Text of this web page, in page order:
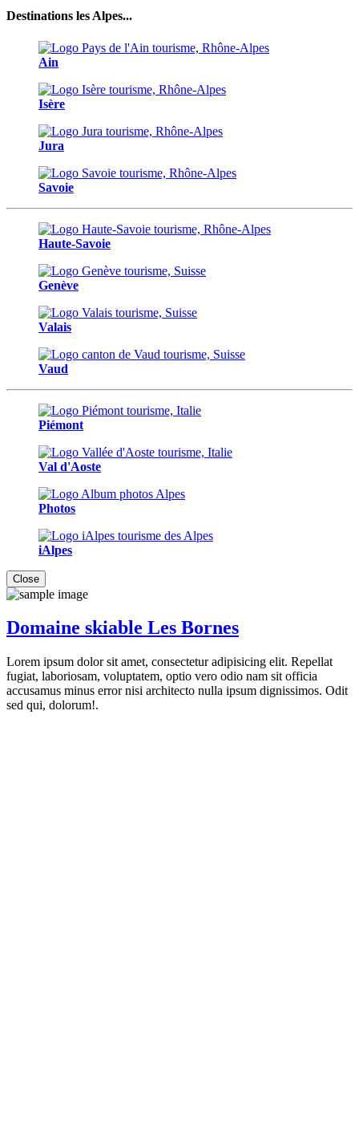
Destinations les Alpes...
Ain
Isère
Jura
Savoie
Haute-Savoie
Genève
Valais
Vaud
Piémont
Val d'Aoste
Photos
iAlpes
Close
Domaine skiable Les Bornes
Lorem ipsum dolor sit amet, consectetur adipisicing elit. Repellat
fugiat, laboriosam, voluptatem, optio vero odio nam sit officia
accusamus minus error nisi architecto nulla ipsum dignissimos. Odit
sed qui, dolorum!.